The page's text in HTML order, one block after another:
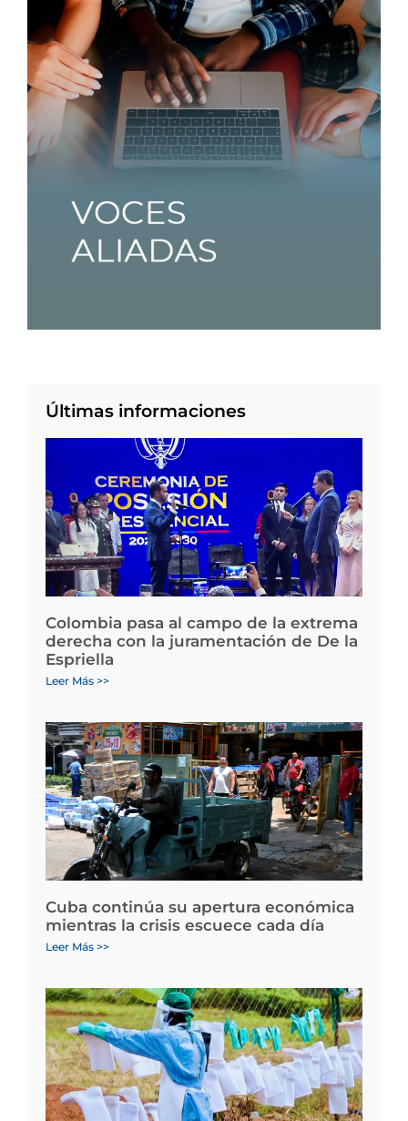
Últimas informaciones
Colombia pasa al campo de la extrema
derecha con la juramentación de De la
Espriella
Leer Más >>
Cuba continúa su apertura económica
mientras la crisis escuece cada día
Leer Más >>